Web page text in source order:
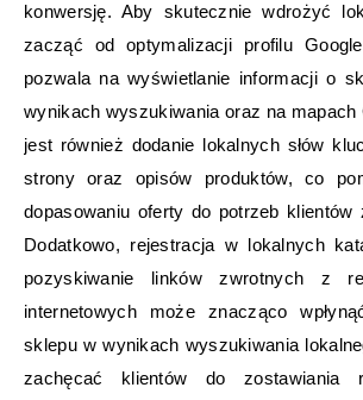
konwersję. Aby skutecznie wdrożyć
zacząć od optymalizacji profilu
pozwala na wyświetlanie informacji o
wynikach wyszukiwania oraz na mapach
jest również dodanie lokalnych słów
strony oraz opisów produktów, co
dopasowaniu oferty do potrzeb klientów
Dodatkowo, rejestracja w lokalnych
pozyskiwanie linków zwrotnych z
internetowych może znacząco
sklepu w wynikach wyszukiwania
zachęcać klientów do zostawiania